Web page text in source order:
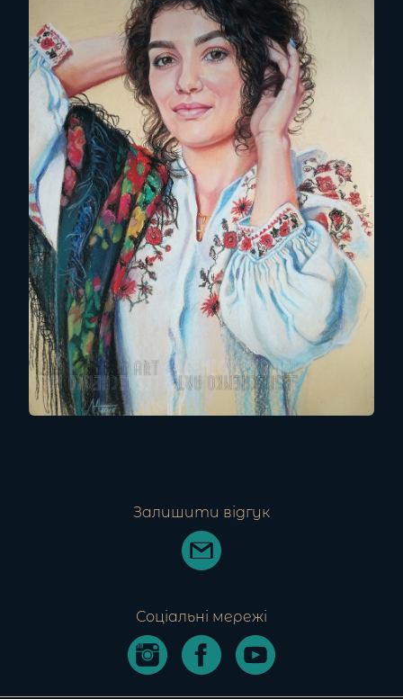
Залишити відгук
Соціальні мережі